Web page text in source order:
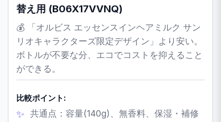
替え用 (B06X17VVNQ)
💰 「オルビス エッセンスインヘアミルク サン
リオキャラクターズ限定デザイン」より安い。
ボトルが不要な分、エコでコストを抑えること
ができる。
比較ポイント:
共通点：容量(140g)、無香料、保湿・補修